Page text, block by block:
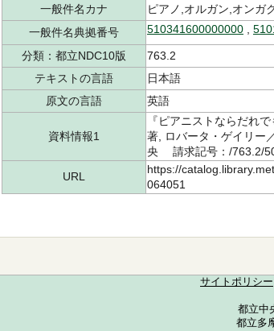
一般件名カナ
ピアノ,オルガン,オンガ
一般件名典拠番号
510341600000000
分類：都立NDC10版
763.2
テキストの言語
日本語
原文の言語
英語
資料情報1
『ピアニストならだれ
著, ロバータ・ゲイリ
央 請求記号：/763.2/
URL
https://
064051
サイトポリシー
都立中
都立多